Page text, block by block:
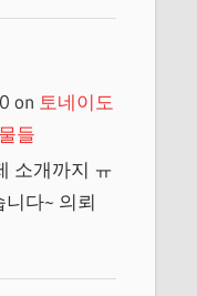
on 토네이도
들
소개까지 ㅠ
다~ 의뢰